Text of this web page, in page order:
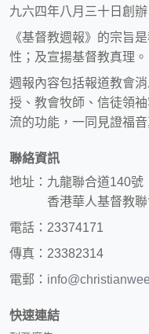
九六四年八月三十日創
《基督教週報》的宗旨
性；及宣揚基督教真理。
週報內容包括報道教會
授、教會牧師、信徒領
流的功能，一同見證福音
聯絡資訊
地址：九龍聯合道140號
香港華人基督教聯
電話：23374171
傳真：23382314
電郵：
快速連結